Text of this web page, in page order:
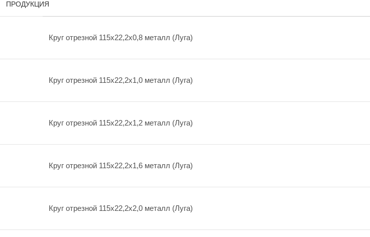
ПРОДУКЦИЯ
Круг отрезной 115х22,2х0,8 металл (Луга)
Круг отрезной 115х22,2х1,0 металл (Луга)
Круг отрезной 115х22,2х1,2 металл (Луга)
Круг отрезной 115х22,2х1,6 металл (Луга)
Круг отрезной 115х22,2х2,0 металл (Луга)